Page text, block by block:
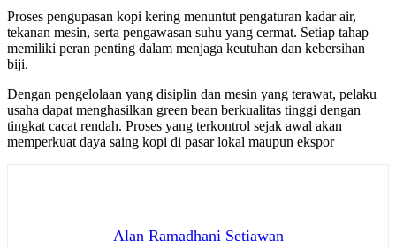
Proses pengupasan kopi kering menuntut pengaturan kadar air,
tekanan mesin, serta pengawasan suhu yang cermat. Setiap tahap
memiliki peran penting dalam menjaga keutuhan dan kebersihan
biji.
Dengan pengelolaan yang disiplin dan mesin yang terawat, pelaku
usaha dapat menghasilkan green bean berkualitas tinggi dengan
tingkat cacat rendah. Proses yang terkontrol sejak awal akan
memperkuat daya saing kopi di pasar lokal maupun ekspor
Alan Ramadhani Setiawan